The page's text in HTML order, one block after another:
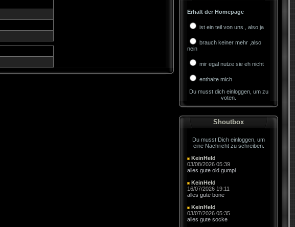
Erhalt der Homepage
ist ein teil von uns , also ja
brauch keiner mehr ,also
nein
mir egal nutze sie eh nicht
enthalte mich
Du musst dich einloggen, um zu
voten.
Shoutbox
Du musst Dich einloggen, um
eine Nachricht zu schreiben.
KeinHeld
03/08/2026 05:39
alles gute old gumpi
KeinHeld
16/07/2026 19:11
alles gute bone
KeinHeld
03/07/2026 05:35
alles gute socke